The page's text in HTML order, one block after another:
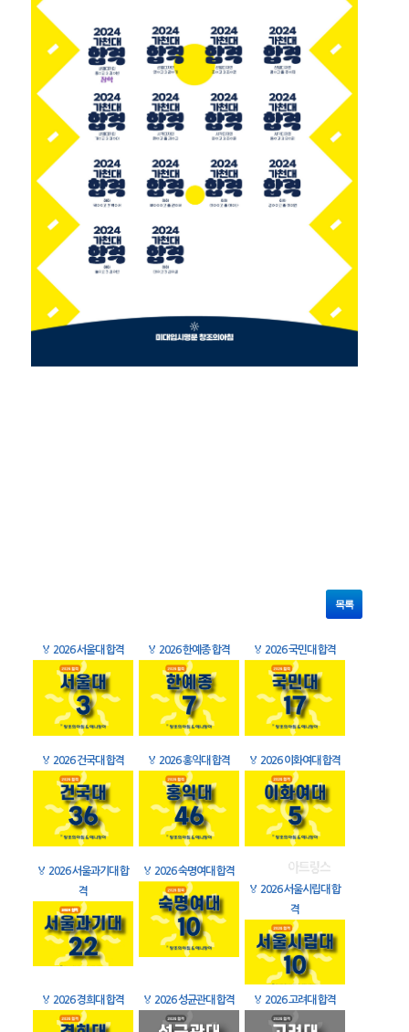
목록
🏅 2026 서울대 합격 🏅 2026 한예종 합격 🏅 2026 국민대 합격
🏅 2026 건국대 합격 🏅 2026 홍익대 합격 🏅 2026 이화여대 합격
🏅 2026 서울과기대 합
격
🏅 2026 숙명여대 합격
🏅 2026 서울시립대 합
격
🏅 2026 경희대 합격 🏅 2026 성균관대 합격 🏅 2026 고려대 합격